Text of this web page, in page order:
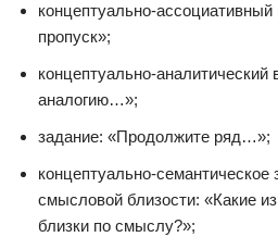
концептуально-
пропуск»;
концептуально-аналитический
аналогию…»;
задание: «Продолжите ряд…»;
концептуально-семантическое
смысловой близости: «Какие
близки по смыслу?»;